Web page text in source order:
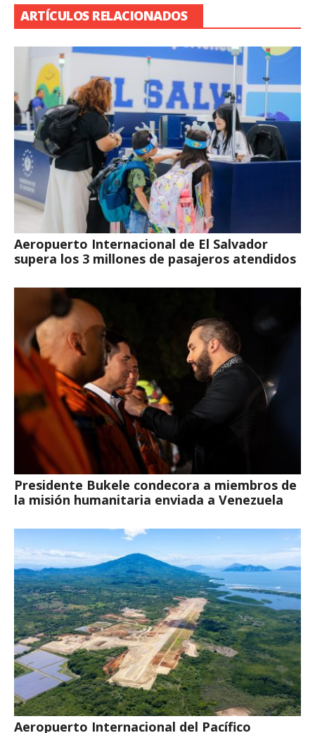
ARTÍCULOS RELACIONADOS
Aeropuerto Internacional de El Salvador
supera los 3 millones de pasajeros atendidos
Presidente Bukele condecora a miembros de
la misión humanitaria enviada a Venezuela
Aeropuerto Internacional del Pacífico